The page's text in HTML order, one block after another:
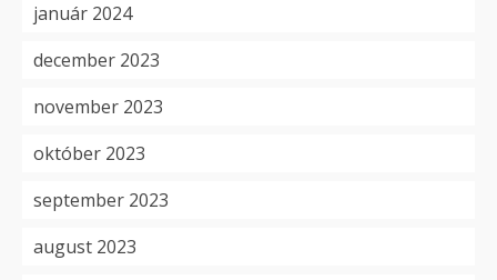
január 2024
december 2023
november 2023
október 2023
september 2023
august 2023